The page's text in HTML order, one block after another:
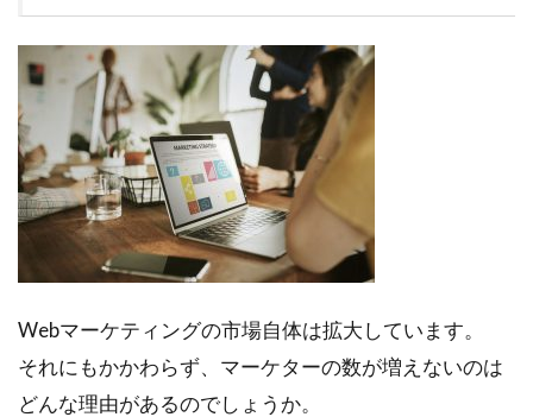
いる
1.1
①マ
ーケ
ター
を教
育す
る環
境が
少な
②マ
ーケ
Webマーケティングの市場自体は拡大しています。
それにもかかわらず、マーケターの数が増えないのは
どんな理由があるのでしょうか。